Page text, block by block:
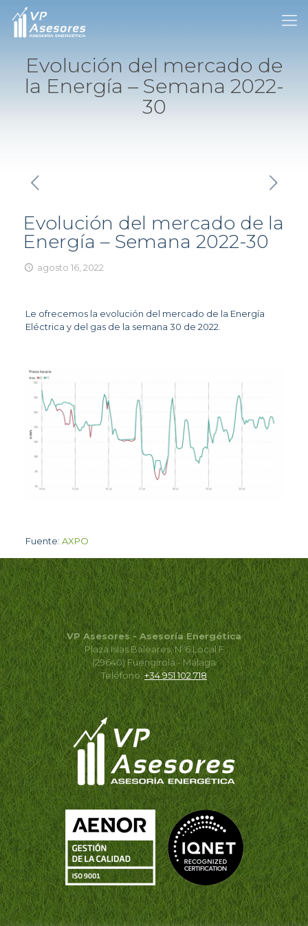
Evolución del mercado de
la Energía – Semana 2022-
30
Evolución del mercado de la
Energía – Semana 2022-30
agosto 16, 2022
Le ofrecemos la evolución del mercado de la Energía
Eléctrica y del gas de la semana 30 de 2022.
Fuente: AXPO
VP Asesores - Asesoría Energética
Plaza Islas Baleares, Nº6 Local F
(29640) Fuengirola - Málaga
Teléfono:+34 951 102 718